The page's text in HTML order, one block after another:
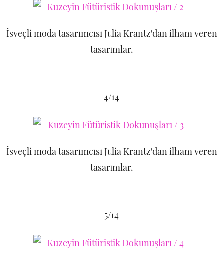
İsveçli moda tasarımcısı Julia Krantz'dan ilham veren
tasarımlar.
4/14
İsveçli moda tasarımcısı Julia Krantz'dan ilham veren
tasarımlar.
5/14